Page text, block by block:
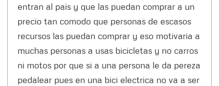
entran al pais y que las puedan comprar a un
precio tan comodo que personas de escasos
recursos las puedan comprar y eso motivaria a
muchas personas a usas bicicletas y no carros
ni motos por que si a una persona le da pereza
pedalear pues en una bici electrica no va a ser